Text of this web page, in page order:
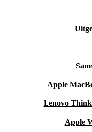
Apple
Lenovo
Apple